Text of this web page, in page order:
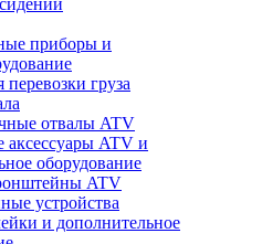
приборы и
груза
отвалы ATV
ATV и
оборудование
ATV
устройства
и дополнительное